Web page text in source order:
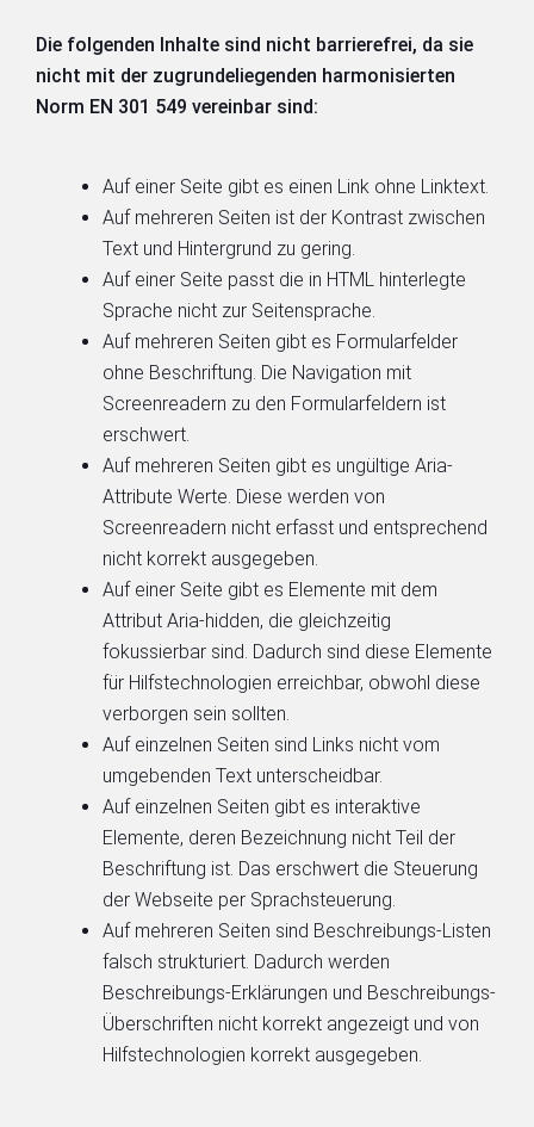
Die folgenden Inhalte sind nicht barrierefrei, da sie
nicht mit der zugrundeliegenden harmonisierten
Norm EN 301 549 vereinbar sind:
Auf einer Seite gibt es einen Link ohne Linktext.
Auf mehreren Seiten ist der Kontrast zwischen
Text und Hintergrund zu gering.
Auf einer Seite passt die in HTML hinterlegte
Sprache nicht zur Seitensprache.
Auf mehreren Seiten gibt es Formularfelder
ohne Beschriftung. Die Navigation mit
Screenreadern zu den Formularfeldern ist
erschwert.
Auf mehreren Seiten gibt es ungültige Aria-
Attribute Werte. Diese werden von
Screenreadern nicht erfasst und entsprechend
nicht korrekt ausgegeben.
Auf einer Seite gibt es Elemente mit dem
Attribut Aria-hidden, die gleichzeitig
fokussierbar sind. Dadurch sind diese Elemente
für Hilfstechnologien erreichbar, obwohl diese
verborgen sein sollten.
Auf einzelnen Seiten sind Links nicht vom
umgebenden Text unterscheidbar.
Auf einzelnen Seiten gibt es interaktive
Elemente, deren Bezeichnung nicht Teil der
Beschriftung ist. Das erschwert die Steuerung
der Webseite per Sprachsteuerung.
Auf mehreren Seiten sind Beschreibungs-Listen
falsch strukturiert. Dadurch werden
Beschreibungs-Erklärungen und Beschreibungs-
Überschriften nicht korrekt angezeigt und von
Hilfstechnologien korrekt ausgegeben.